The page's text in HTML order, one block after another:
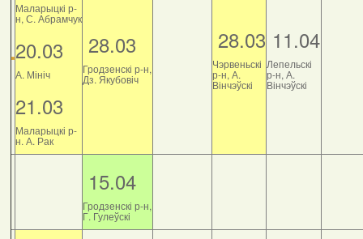
Маларыцкі р-
н, С. Абрамчук
20.03
А. Мініч
21.03
Маларыцкі р-
н. А. Рак
28.03
Гродзенскі р-н,
Дз. Якубовіч
28.03
Чэрвеньскі
р-н, А.
Вінчэўскі
11.04
Лепельскі
р-н, А.
Вінчэўскі
15.04
Гродзенскі р-н,
Г. Гулеўскі